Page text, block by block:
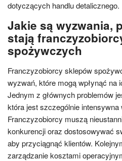
dotyczących handlu detalicznego.
Jakie są wyzwania,
stają
spożywczych
Franczyzobiorcy sklepów
wyzwań, które mogą wpłynąć na
Jednym z głównych problemów
która jest szczególnie
Franczyzobiorcy muszą
konkurencji oraz dostosowywać
aby przyciągnąć klientów.
zarządzanie kosztami